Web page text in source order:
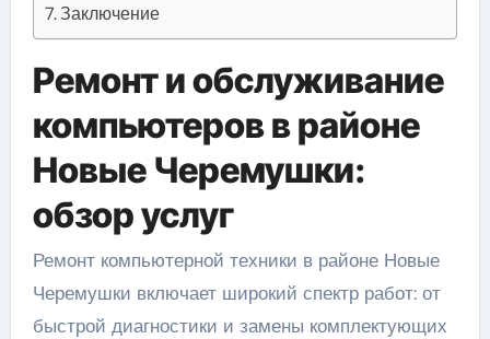
Заключение
Ремонт и обслуживание
компьютеров в районе
Новые Черемушки:
обзор услуг
Ремонт компьютерной техники в районе Новые
Черемушки включает широкий спектр работ: от
быстрой диагностики и замены комплектующих